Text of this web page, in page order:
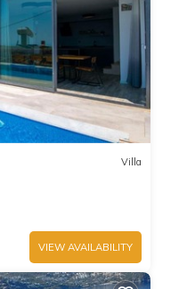
Villa
VIEW AVAILABILITY